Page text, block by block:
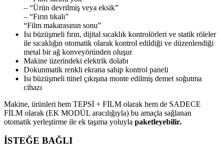
– “Ürün devrilmiş veya eksik”
– “Fırın tıkalı”
“Film makarasının sonu”
Isı büzüşmeli fırın, dijital sıcaklık kontrolörleri ve statik röleler
ile sıcaklığın otomatik olarak kontrol edildiği ve düzenlendiği
metal bir ağ konveyöründen oluşur
Makine üzerindeki elektrik dolabı
Dokunmatik renkli ekrana sahip kontrol paneli
Isı büzüşmeli tünel çıkışına monte edilmiş demet soğutma
cihazı
Makine, ürünleri hem TEPSİ + FİLM olarak hem de SADECE
FİLM olarak (EK MODÜL aracılığıyla) bu amaçla sağlanan
otomatik yerleştirme ile ek taşıma yoluyla paketleyebilir.
İSTEĞE BAĞLI